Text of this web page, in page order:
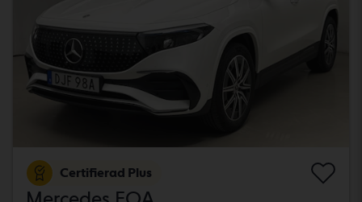
Certifierad Plus